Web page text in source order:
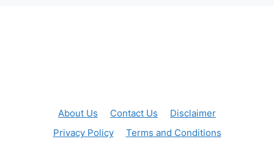
About Us Contact Us
Disclaimer
Privacy Policy
Terms and Conditions